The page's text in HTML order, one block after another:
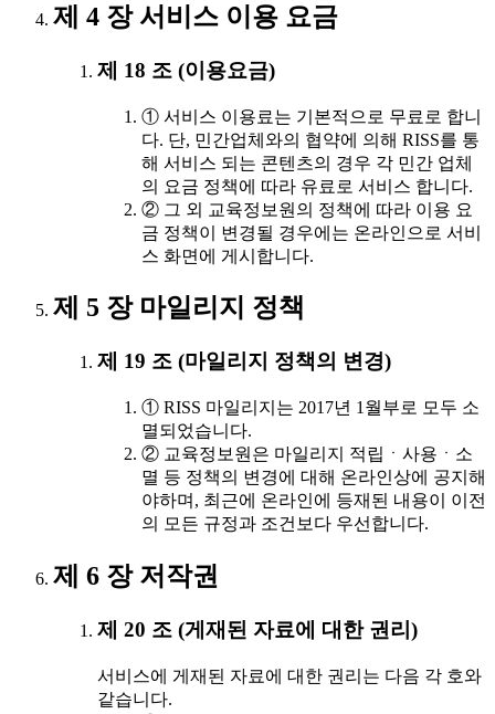
제 4 장 서비스 이용 요금
제 18 조 (이용요금)
① 서비스 이용료는 기본적으로 무료로 합니
다. 단, 민간업체와의 협약에 의해 RISS를 통
해 서비스 되는 콘텐츠의 경우 각 민간 업체
의 요금 정책에 따라 유료로 서비스 합니다.
② 그 외 교육정보원의 정책에 따라 이용 요
금 정책이 변경될 경우에는 온라인으로 서비
스 화면에 게시합니다.
제 5 장 마일리지 정책
제 19 조 (마일리지 정책의 변경)
① RISS 마일리지는 2017년 1월부로 모두 소
멸되었습니다.
② 교육정보원은 마일리지 적립ㆍ사용ㆍ소
멸 등 정책의 변경에 대해 온라인상에 공지해
야하며, 최근에 온라인에 등재된 내용이 이전
의 모든 규정과 조건보다 우선합니다.
제 6 장 저작권
제 20 조 (게재된 자료에 대한 권리)
서비스에 게재된 자료에 대한 권리는 다음 각 호와
같습니다.